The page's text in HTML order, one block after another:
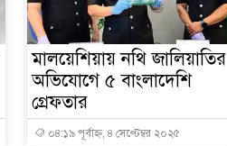
মালয়েশিয়ায় নথি জালিয়াতির
অভিযোগে ৫ বাংলাদেশি
গ্রেফতার
০৪:১৯ পূর্বাহ্ন, ৪ সেপ্টেম্বর ২০২৫